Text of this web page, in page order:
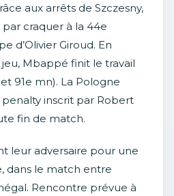
aux arrêts de Szczesny,
par craquer à la 44e
d’Olivier Giroud. En
Mbappé finit le travail
91e mn). La Pologne
inscrit par Robert
fin de match.
leur adversaire pour une
dans le match entre
Rencontre prévue à